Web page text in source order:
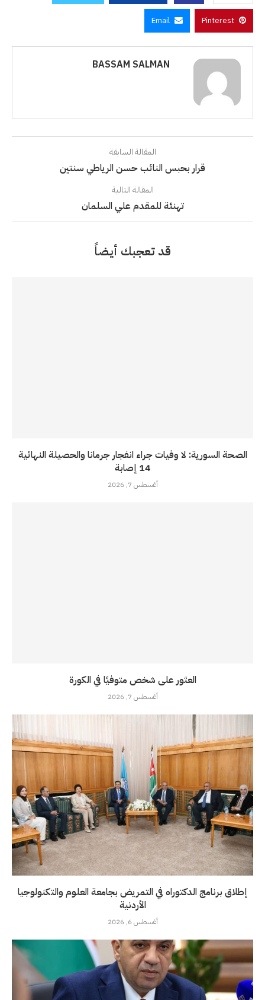
Pinterest
Email
BASSAM SALMAN
المقالة السابقة
قرار بحبس النائب حسن الرياطي سنتين
المقالة التالية
تهنئة للمقدم علي السلمان
قد تعجبك أيضاً
الصحة السورية: لا وفيات جراء انفجار جرمانا والحصيلة النهائية
14 إصابة
أغسطس 7, 2026
العثور على شخص متوفيًا في الكورة
أغسطس 7, 2026
إطلاق برنامج الدكتوراه في التمريض بجامعة العلوم والتكنولوجيا
الأردنية
أغسطس 6, 2026